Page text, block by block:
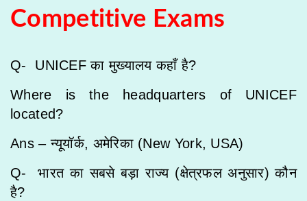
Competitive Exams
Q- UNICEF का मुख्यालय कहाँ है?
Where is the headquarters of UNICEF
located?
Ans – न्यूयॉर्क, अमेरिका (New York, USA)
Q- भारत का सबसे बड़ा राज्य (क्षेत्रफल अनुसार) कौन
है?